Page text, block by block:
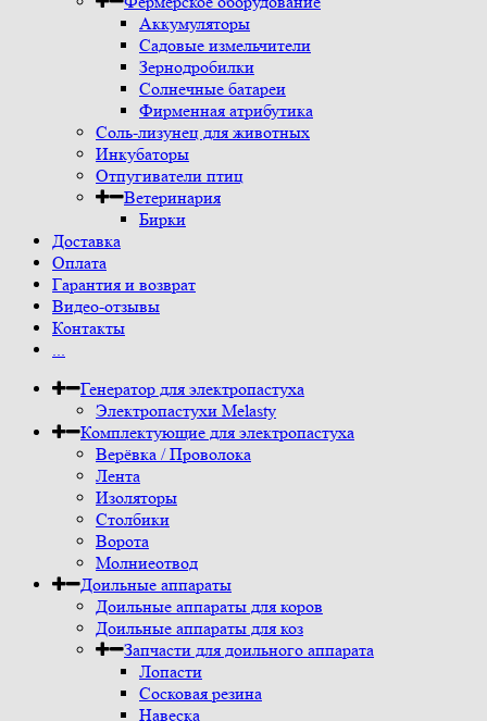
Аккумуляторы
Садовые измельчители
Зернодробилки
Солнечные батареи
Фирменная атрибутика
Соль-лизунец для животных
Инкубаторы
Отпугиватели птиц
Ветеринария
Бирки
Доставка
Оплата
Гарантия и возврат
Видео-отзывы
Контакты
...
Генератор для электропастуха
Электропастухи Melasty
Комплектующие для электропастуха
Верёвка / Проволока
Лента
Изоляторы
Столбики
Ворота
Молниеотвод
Доильные аппараты
Доильные аппараты для коров
Доильные аппараты для коз
Запчасти для доильного аппарата
Лопасти
Сосковая резина
Навеска